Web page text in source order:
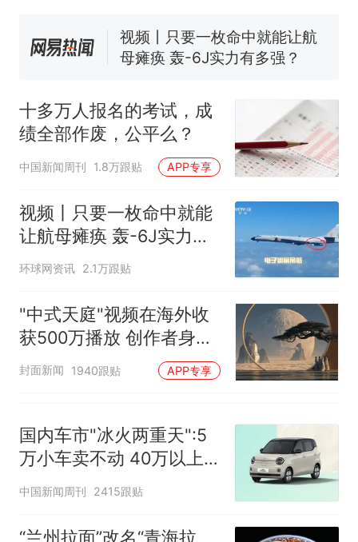
了……
视频丨只要一枚命中就能让航
母瘫痪 轰-6J实力有多强？
电力部门回应
台风"白海豚"登陆 中心附近最
大风力14级
热 十多万人报名的考试，成绩
十多万人报名的考试，成
绩全部作废，公平么？
中国新闻周刊 1.8万跟贴 APP专享
视频丨只要一枚命中就能
让航母瘫痪 轰-6J实力有
多强？
环球网资讯 2.1万跟贴
"中式天庭"视频在海外收
获500万播放 创作者身份
披露
封面新闻 1940跟贴 APP专享
国内车市"冰火两重天":5
万小车卖不动 40万以上
的抢购
中国新闻周刊 2415跟贴
“兰州拉面”改名“青海拉